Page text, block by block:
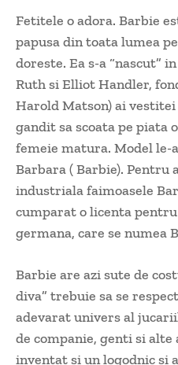
Fetitele o adora. Barbie
papusa din toata lumea
doreste. Ea s-a “nascut”
Ruth si Elliot Handler,
Harold Matson) ai
gandit sa scoata pe piata
femeie matura. Model le-
Barbara ( Barbie). Pentru
industriala faimoasele
cumparat o licenta
germana, care se numea
Barbie are azi sute de
diva” trebuie sa se
adevarat univers al
de companie, genti si alte
inventat si un logodnic si